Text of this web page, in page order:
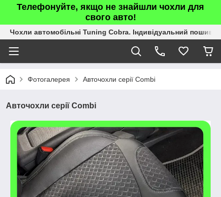
Телефонуйте, якщо не знайшли чохли для
свого авто!
Чохли автомобільні Tuning Cobra. Індивідуальний пошив.
Фотогалерея Авточохли серії Combi
Авточохли серії Combi